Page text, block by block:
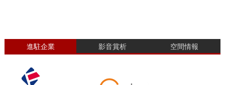
進駐企業 影音賞析 空間情報